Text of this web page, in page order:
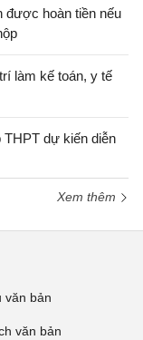
được hoàn tiền nếu
làm kế toán, y tế
THPT dự kiến diễn
Xem thêm
văn bản
văn bản